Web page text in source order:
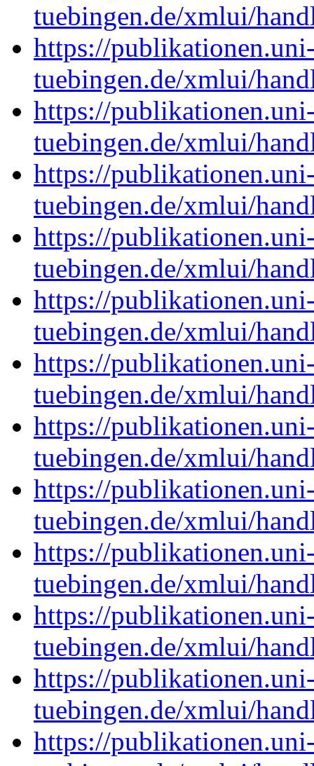
tuebingen.de/xmlui/
https://
tuebingen.de/xmlui/
https://
tuebingen.de/xmlui/
https://
tuebingen.de/xmlui/
https://
tuebingen.de/xmlui/
https://
tuebingen.de/xmlui/
https://
tuebingen.de/xmlui/
https://
tuebingen.de/xmlui/
https://
tuebingen.de/xmlui/
https://
tuebingen.de/xmlui/
https://
tuebingen.de/xmlui/
https://
tuebingen.de/xmlui/
https://